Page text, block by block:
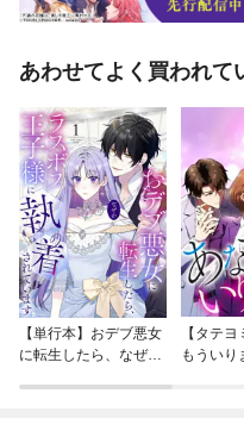
あわせてよく買われて
【単行本】おデブ悪女
に転生したら、なぜか
【タテ
もういり